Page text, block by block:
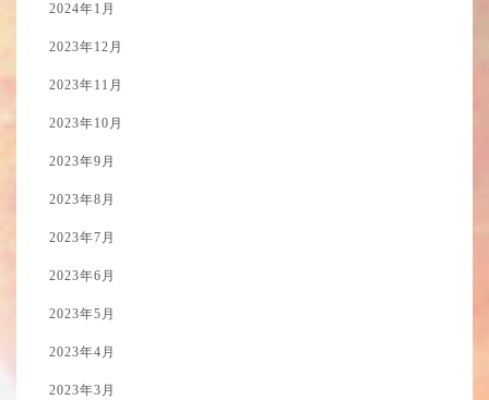
2024年1月
2023年12月
2023年11月
2023年10月
2023年9月
2023年8月
2023年7月
2023年6月
2023年5月
2023年4月
2023年3月